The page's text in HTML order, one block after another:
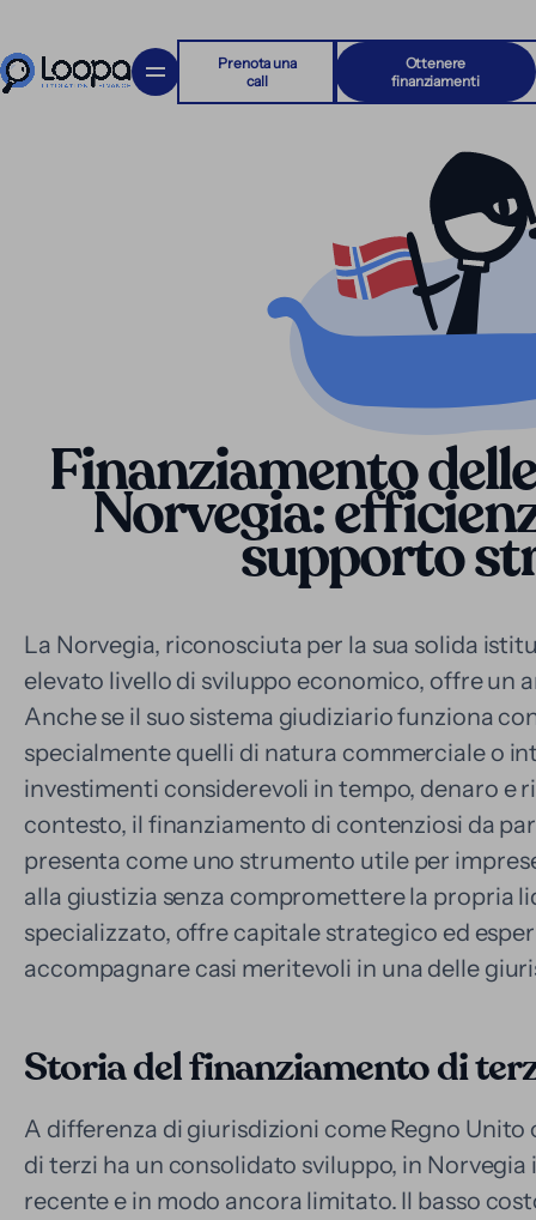
Prenota una
call
Ottenere
finanziamenti
Finanziamento
Norvegia:
supporto
La Norvegia, riconosciuta per la sua solida
elevato livello di sviluppo economico, offre un
Anche se il suo sistema giudiziario funziona
specialmente quelli di natura commerciale o
investimenti considerevoli in tempo, denaro e
contesto, il finanziamento di contenziosi da
presenta come uno strumento utile per
alla giustizia senza compromettere la propria
specializzato, offre capitale strategico ed
accompagnare casi meritevoli in una delle
Storia del finanziamento di
A differenza di giurisdizioni come Regno Unito
di terzi ha un consolidato sviluppo, in
recente e in modo ancora limitato. Il basso